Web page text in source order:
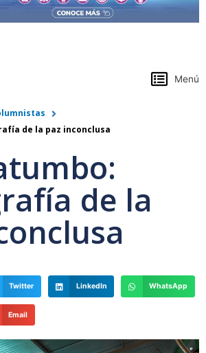
Menú
de la paz inconclusa
de la
Twitter LinkedIn WhatsApp
Email